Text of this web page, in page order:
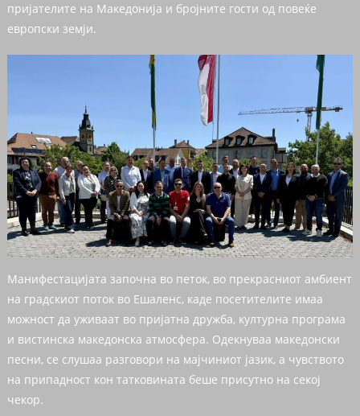
пријателите на Македонија и бројните гости од повеќе
европски земји.
Манифестацијата започна во петок, во прекрасниот амбиент
на градскиот поток во Ешаленс, каде посетителите имаа
можност да уживаат во пријатна дружба, културна програма
и вистинска македонска атмосфера. Одекнуваа македонски
песни, се слушаа разговори на мајчиниот јазик, а чувството
на припадност кон татковината беше присутно на секој
чекор.